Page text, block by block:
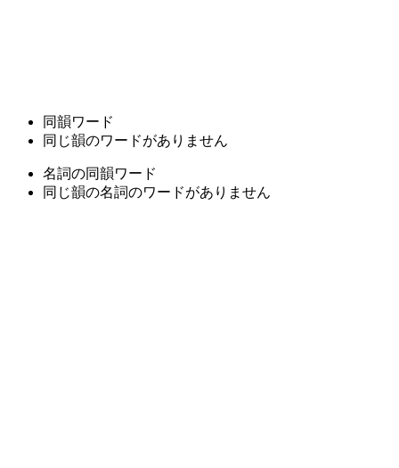
同韻ワード
同じ韻のワードがありません
名詞の同韻ワード
同じ韻の名詞のワードがありません